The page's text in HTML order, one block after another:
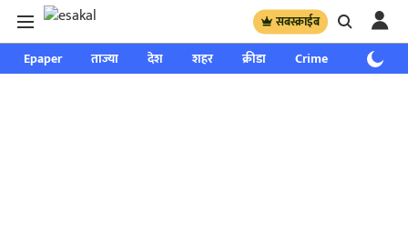
सबस्क्राईब
Epaper ताज्या देश शहर क्रीडा Crime साप्ताहिक